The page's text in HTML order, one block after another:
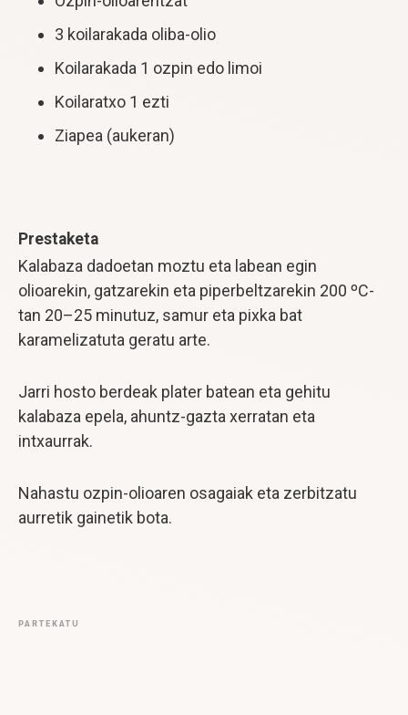
3 koilarakada oliba-olio
Koilarakada 1 ozpin edo limoi
Koilaratxo 1 ezti
Ziapea (aukeran)
Prestaketa
Kalabaza dadoetan moztu eta labean egin
olioarekin, gatzarekin eta piperbeltzarekin 200 ºC-
tan 20–25 minutuz, samur eta pixka bat
karamelizatuta geratu arte.
Jarri hosto berdeak plater batean eta gehitu
kalabaza epela, ahuntz-gazta xerratan eta
intxaurrak.
Nahastu ozpin-olioaren osagaiak eta zerbitzatu
aurretik gainetik bota.
PARTEKATU